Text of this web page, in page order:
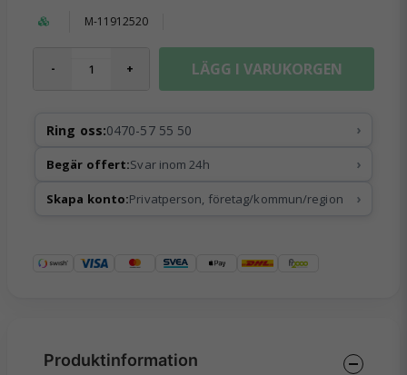
M-11912520
- + LÄGG I VARUKORGEN
Ring oss:0470-57 55 50 ›
Begär offert:Svar inom 24h ›
Skapa konto:Privatperson, företag/kommun/region ›